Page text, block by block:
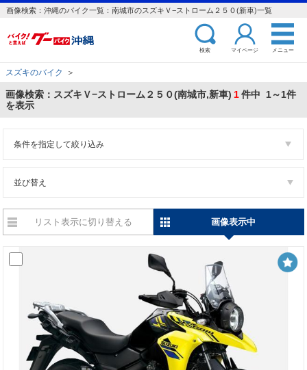
画像検索：沖縄のバイク一覧：南城市のスズキＶ−ストローム２５０(新車)一覧
検索 マイページ メニュー
スズキのバイク ＞
画像検索：スズキＶ−ストローム２５０(南城市,新車) 1件中 1～1件
を表示
条件を指定して絞り込み
並び替え
リスト表示に切り替える 画像表示中